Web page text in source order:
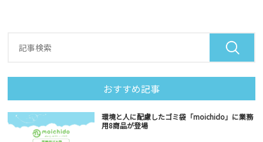
おすすめ記事
環境と人に配慮したゴミ袋「moichido」に業務
用8商品が登場